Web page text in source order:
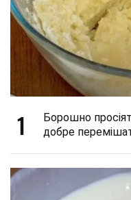
1
Борошно
добре